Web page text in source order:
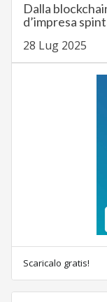
Dalla
d’impresa
28 Lug 2025
Scaricalo gratis!